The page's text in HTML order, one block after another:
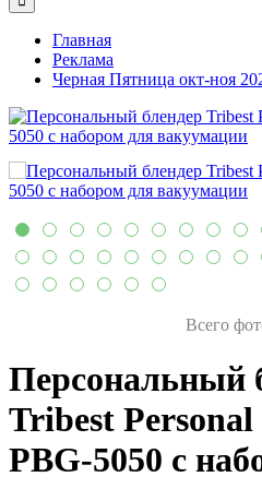
Главная
Реклама
Черная Пятница окт-ноя
Всего
Персональный
Tribest
PBG-5050 с